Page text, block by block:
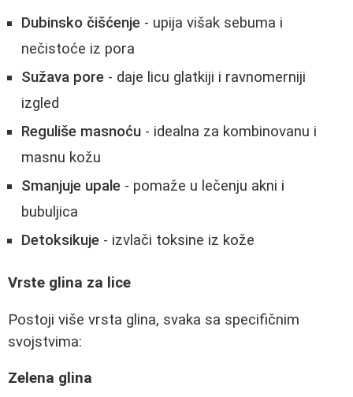
Dubinsko čišćenje - upija višak sebuma i
nečistoće iz pora
Sužava pore - daje licu glatkiji i ravnomerniji
izgled
Reguliše masnoću - idealna za kombinovanu i
masnu kožu
Smanjuje upale - pomaže u lečenju akni i
bubuljica
Detoksikuje - izvlači toksine iz kože
Vrste glina za lice
Postoji više vrsta glina, svaka sa specifičnim
svojstvima:
Zelena glina